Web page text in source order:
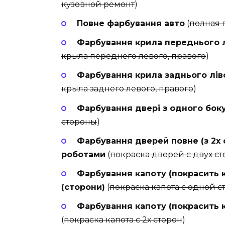
кузовной ремонт)
Повне фарбування авто(полная
Фарбування крила переднього
крыла переднего левого, правого)
Фарбування крила заднього
крыла заднего левого, правого)
Фарбування двері з одного
стороны)
Фарбування дверей повне (з 2х
роботами (покраска дверей с двух
Фарбування капоту (покрасить
(сторони) (покраска капота с одной
Фарбування капоту (покрасить
(покраска капота с 2х сторон)